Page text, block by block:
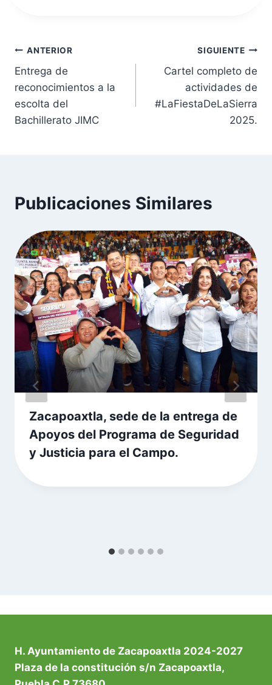
Navegación
de
entradas
ANTERIOR
Entrega de
reconocimientos a la
escolta del
Bachillerato JIMC
SIGUIENTE
Cartel completo de
actividades de
#LaFiestaDeLaSierra
2025.
Publicaciones Similares
Zacapoaxtla, sede de la entrega de
Apoyos del Programa de Seguridad
y Justicia para el Campo.
H. Ayuntamiento de Zacapoaxtla 2024-2027
Plaza de la constitución s/n Zacapoaxtla,